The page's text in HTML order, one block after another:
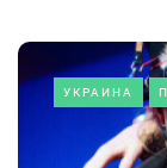
УКРАИНА